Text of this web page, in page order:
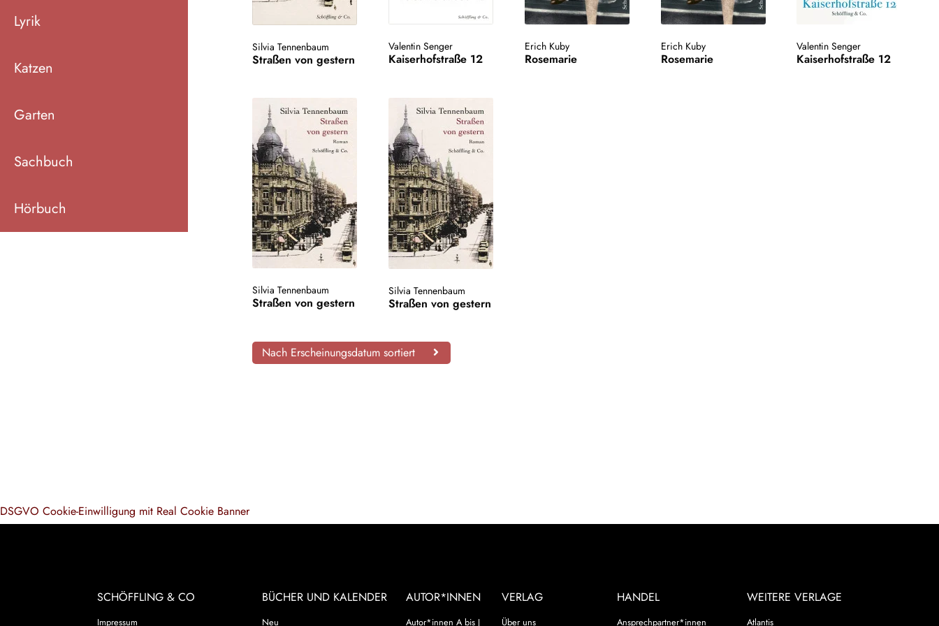
Lyrik
Katzen
Garten
Sachbuch
Hörbuch
Silvia Tennenbaum
Straßen von gestern
Valentin Senger
Kaiserhofstraße 12
Erich Kuby
Rosemarie
Erich Kuby
Rosemarie
Valentin Senger
Kaiserhofstraße 12
Silvia Tennenbaum
Straßen von gestern
Silvia Tennenbaum
Straßen von gestern
Nach Erscheinungsdatum sortiert
SCHÖFFLING & CO
Impressum
BÜCHER UND KALENDER
Neu
AUTOR*INNEN
Autor*innen A bis J
VERLAG
Über uns
HANDEL
Ansprechpartner*innen
WEITERE VERLAGE
Atlantis
DSGVO Cookie-Einwilligung mit Real Cookie Banner